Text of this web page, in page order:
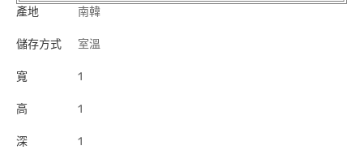
產地
南韓
儲存方式 室溫
寬 1
高 1
深 1